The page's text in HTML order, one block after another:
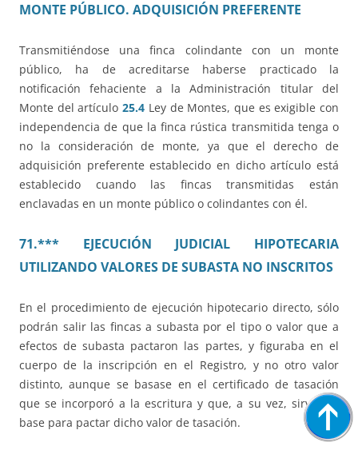
MONTE PÚBLICO. ADQUISICIÓN PREFERENTE
Transmitiéndose una finca colindante con un monte
público, ha de acreditarse haberse practicado la
notificación fehaciente a la Administración titular del
Monte del artículo25.4 Ley de Montes, que es exigible con
independencia de que la finca rústica transmitida tenga o
no la consideración de monte, ya que el derecho de
adquisición preferente establecido en dicho artículo está
establecido cuando las fincas transmitidas están
enclavadas en un monte público o colindantes con él.
71.*** EJECUCIÓN JUDICIAL HIPOTECARIA
UTILIZANDO VALORES DE SUBASTA NO INSCRITOS
En el procedimiento de ejecución hipotecario directo, sólo
podrán salir las fincas a subasta por el tipo o valor que a
efectos de subasta pactaron las partes, y figuraba en el
cuerpo de la inscripción en el Registro, y no otro valor
distinto, aunque se basase en el certificado de tasación
que se incorporó a la escritura y que, a su vez, sirvió de
base para pactar dicho valor de tasación.